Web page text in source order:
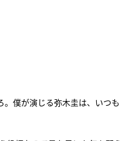
。僕が演じる弥木圭は、いつも